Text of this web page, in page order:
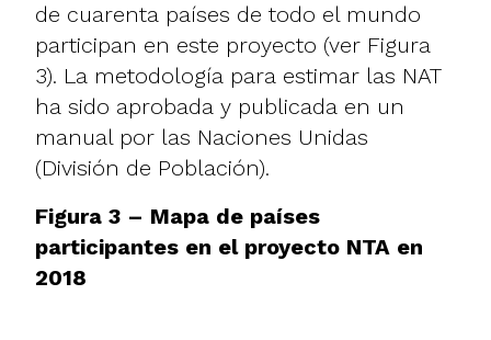
de cuarenta países de todo el mundo
participan en este proyecto (ver Figura
3). La metodología para estimar las NAT
ha sido aprobada y publicada en un
manual por las Naciones Unidas
(División de Población).
Figura 3 – Mapa de países
participantes en el proyecto NTA en
2018